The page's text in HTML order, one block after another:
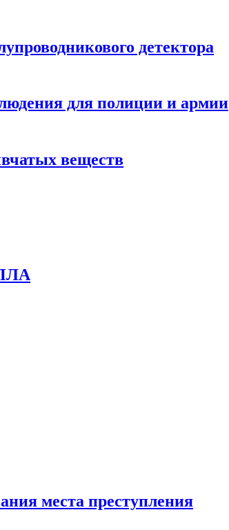
детектора
для полиции и армии
веществ
места преступления